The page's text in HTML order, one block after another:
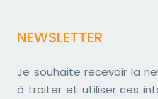
NEWSLETTER
Je souhaite recevoir la
à traiter et utiliser ces